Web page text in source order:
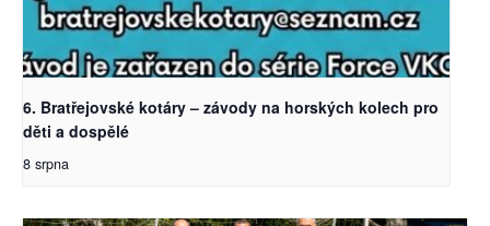
6. Bratřejovské kotáry – závody na horských kolech pro
děti a dospělé
8 srpna